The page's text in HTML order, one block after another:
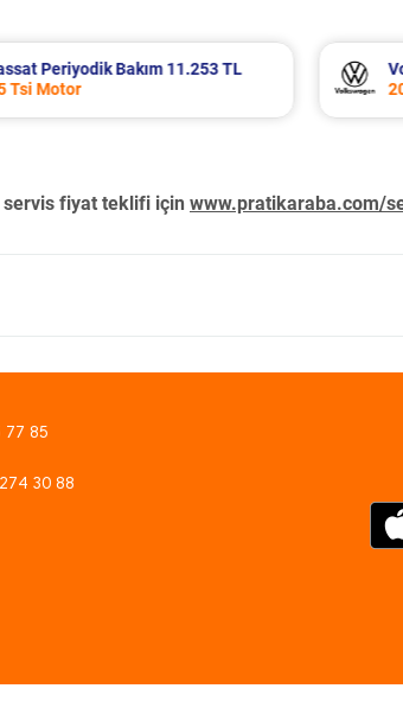
T-Cross Periyodik Bakım 8.676 TL
1.0 Tsi Motor
servis fiyat teklifi için www.pratikaraba.com/
77 85
30 88